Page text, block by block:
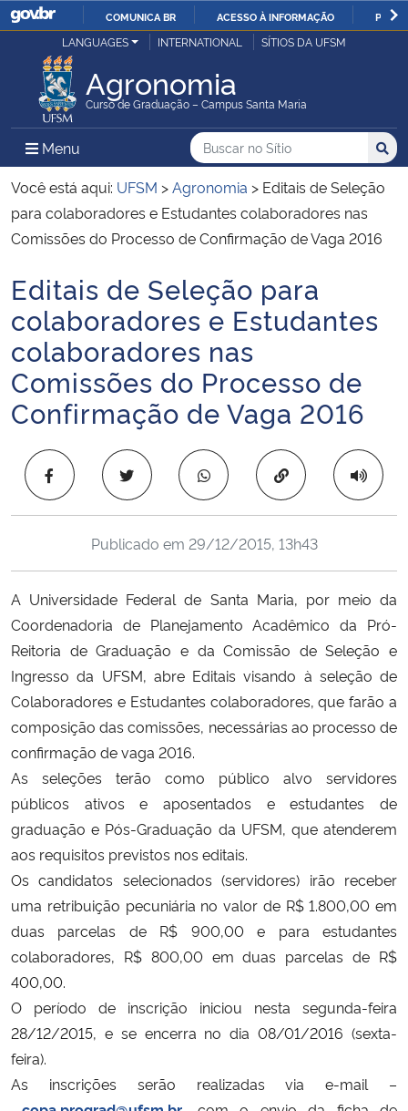
IR
O
COMUNICA BR ACESSO À INFORMAÇÃO
Ministério da Justiça e Segurança Pública
Ministério da Defesa
Ministério das Relações Exteriores
Ministério da Economia
Ministério da Infraestrutura
Ministério da Agricultura, Pecuária e Abastecimento
Ministério da Educação
Ministério da Cidadania
Ministério da Saúde
Ministério de Minas e Energia
Ministério da Ciência, Tecnologia, Inovações e Comunicações
Ministério do Meio Ambiente
Controladoria-Geral da União
Ministério da Mulher, da Família e dos Direitos Humanos
Secretaria-Geral
Secretaria de Governo
Gabinete de Segurança Institucional
Advocacia-Geral da União
Banco Central do Brasil
LANGUAGES INTERNATIONAL SÍTIOS DA UFSM
Agronomia
Curso de Graduação – Campus Santa Maria
Menu Menu Principal do Sítio
Busca
Buscar no no Sítio
Busca:
Você está aqui: UFSM >Agronomia > Editais de Seleção
para colaboradores e Estudantes colaboradores nas
Comissões do Processo de Confirmação de Vaga 2016
Início do conteúdo
Editais de Seleção para
colaboradores e Estudantes
colaboradores nas
Comissões do Processo de
Confirmação de Vaga 2016
Copiar para área
Publicado em 29/12/2015, 13h43
A Universidade Federal de Santa Maria, por meio da
Coordenadoria de Planejamento Acadêmico da Pró-
Reitoria de Graduação e da Comissão de Seleção e
Ingresso da UFSM, abre Editais visando à seleção de
Colaboradores e Estudantes colaboradores, que farão a
composição das comissões, necessárias ao processo de
confirmação de vaga 2016.
As seleções terão como público alvo servidores
públicos ativos e aposentados e estudantes de
graduação e Pós-Graduação da UFSM, que atenderem
aos requisitos previstos nos editais.
Os candidatos selecionados (servidores) irão receber
uma retribuição pecuniária no valor de R$ 1.800,00 em
duas parcelas de R$ 900,00 e para estudantes
colaboradores, R$ 800,00 em duas parcelas de R$
400,00.
O período de inscrição iniciou nesta segunda-feira
28/12/2015, e se encerra no dia 08/01/2016 (sexta-
feira).
As inscrições serão realizadas via e-mail –